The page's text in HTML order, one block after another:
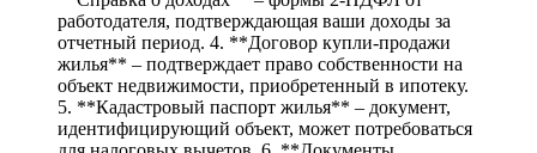
работодателя, подтверждающая ваши доходы за
отчетный период. 4. **Договор купли-продажи
жилья** – подтверждает право собственности на
объект недвижимости, приобретенный в ипотеку.
5. **Кадастровый паспорт жилья** – документ,
идентифицирующий объект, может потребоваться